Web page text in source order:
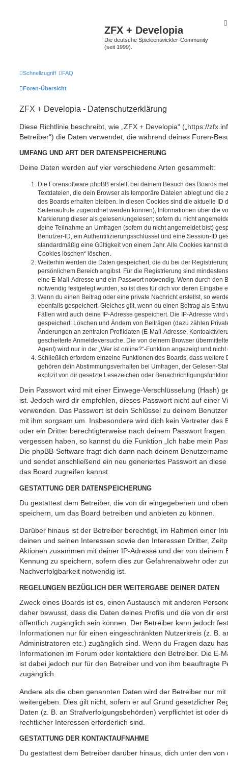
ZFX + Developia
Die deutsche Spieleentwickler-Community
(seit 1999).
Schnellzugriff FAQ
Foren-Übersicht
ZFX + Developia - Datenschutzerklärung
Diese Richtlinie beschreibt, wie „ZFX + Developia“ („https://
Betreiber“) die Daten verwendet, die während deines Foren-
UMFANG UND ART DER DATENSPEICHERUNG
Deine Daten werden auf vier verschiedene Arten gesammelt:
Die Forensoftware phpBB erstellt bei deinem Besuch des Boards
Textdateien, die dein Browser als temporäre Dateien ablegt und die
des Boards erhalten bleiben. In diesen Cookies sind die aktuelle ID
Seitenaufrufe zugeordnet werden können), Informationen über die
Markierung dieser als gelesen/ungelesen; sofern du nicht
deine Teilnahme an Umfragen (sofern du nicht angemeldet bist)
Benutzer-ID, ein Authentifizierungsschlüssel und eine Session-ID
standardmäßig eine Gültigkeit von einem Jahr. Alle Cookies kannst
Cookies löschen“ löschen.
Weiterhin werden die Daten gespeichert, die du bei der
persönlichem Bereich angibst. Für die Registrierung sind
eine E-Mail-Adresse und ein Passwort notwendig. Wenn durch den
notwendig festgelegt wurden, so ist dies für dich vor deren Eingabe
Wenn du einen Beitrag oder eine private Nachricht erstellst, so
ebenfalls gespeichert. Gleiches gilt, wenn du einen Beitrag als
Fällen wird auch deine IP-Adresse gespeichert. Die IP-Adresse
gespeichert: Löschen und Ändern von Beiträgen (dazu zählen
Änderungen an zentralen Profildaten (E-Mail-Adresse,
gescheiterte Anmeldeversuche. Die von deinem Browser
Agent) wird nur in der „Wer ist online?“-Funktion angezeigt und
Schließlich erfordern einzelne Funktionen des Boards, dass weitere
gehören dein Abstimmungsverhalten bei Umfragen, der Gelesen-
explizit von dir gesetzte Lesezeichen oder
Dein Passwort wird mit einer Einwege-Verschlüsselung (Hash)
ist. Jedoch wird dir empfohlen, dieses Passwort nicht auf einer
verwenden. Das Passwort ist dein Schlüssel zu deinem
mit ihm sorgsam um. Insbesondere wird dich kein Vertreter des
oder ein Dritter berechtigterweise nach deinem Passwort
vergessen haben, so kannst du die Funktion „Ich habe mein
Die phpBB-Software fragt dich dann nach deinem
und sendet anschließend ein neu generiertes Passwort an
das Board zugreifen kannst.
GESTATTUNG DER DATENSPEICHERUNG
Du gestattest dem Betreiber, die von dir eingegebenen und
speichern, um das Board betreiben und anbieten zu können.
Darüber hinaus ist der Betreiber berechtigt, im Rahmen einer
deinen und seinen Interessen sowie den Interessen Dritter,
Aktionen zusammen mit deiner IP-Adresse und der von deinem
Kennung zu speichern, sofern dies zur Gefahrenabwehr oder
Nachverfolgbarkeit notwendig ist.
REGELUNGEN BEZÜGLICH DER WEITERGABE DEINER DATEN
Zweck eines Boards ist es, einen Austausch mit anderen
daher bewusst, dass die Daten deines Profils und die von dir
öffentlich zugänglich sein können. Der Betreiber kann jedoch
Informationen nur für einen eingeschränkten Nutzerkreis (z. B.
Administratoren etc.) zugänglich sind. Wenn du Fragen dazu
Informationen im Forum oder kontaktiere den Betreiber. Die E-
ist dabei jedoch nur für den Betreiber und von ihm beauftragte
zugänglich.
Andere als die oben genannten Daten wird der Betreiber nur
weitergeben. Dies gilt nicht, sofern er auf Grund gesetzlicher
Daten (z. B. an Strafverfolgungsbehörden) verpflichtet ist oder
rechtlicher Interessen erforderlich sind.
GESTATTUNG DER KONTAKTAUFNAHME
Du gestattest dem Betreiber darüber hinaus, dich unter den